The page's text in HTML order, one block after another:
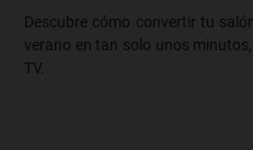
Descubre cómo convertir tu
verano en tan solo unos
TV.